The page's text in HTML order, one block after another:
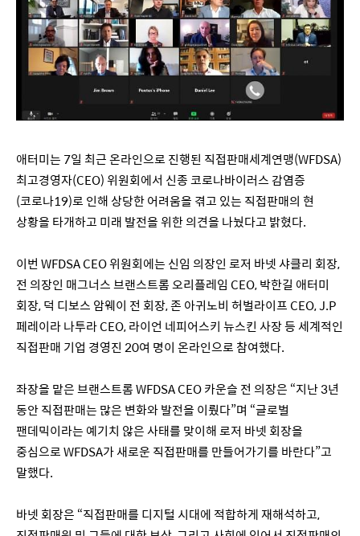
애터미는 7일 최근 온라인으로 진행된 직접판매세계연맹(WFDSA)
최고경영자(CEO) 위원회에서 신종 코로나바이러스 감염증
(코로나19)로 인해 상당한 어려움을 겪고 있는 직접판매의 현
상황을 타개하고 미래 발전을 위한 의견을 나눴다고 밝혔다.
이번 WFDSA CEO 위원회에는 신임 의장인 로저 바넷 샤클리 회장,
전 의장인 매그너스 브랜스트롬 오리플레임 CEO, 박한길 애터미
회장, 덕 디보스 암웨이 전 회장, 존 아귀노비 허벌라이프 CEO, J.P
페레이라 나투라 CEO, 라이언 네피어스키 뉴스킨 사장 등 세계적인
직접판매 기업 경영진 20여 명이 온라인으로 참여했다.
좌장을 맡은 브랜스트롬 WFDSA CEO 카운슬 전 의장은 “지난 3년
동안 직접판매는 많은 변화와 발전을 이뤘다”며 “글로벌
팬데믹이라는 예기치 않은 사태를 맞이해 로저 바넷 회장을
중심으로 WFDSA가 새로운 직접판매를 만들어가기를 바란다”고
말했다.
바넷 회장은 “직접판매를 디지털 시대에 적합하게 재해석하고,